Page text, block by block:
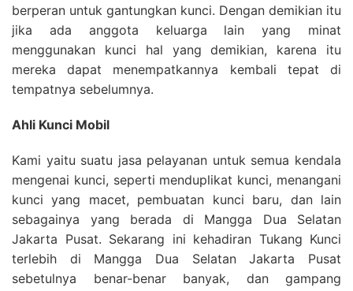
berperan untuk gantungkan kunci. Dengan demikian itu
jika ada anggota keluarga lain yang minat
menggunakan kunci hal yang demikian, karena itu
mereka dapat menempatkannya kembali tepat di
tempatnya sebelumnya.
Ahli Kunci Mobil
Kami yaitu suatu jasa pelayanan untuk semua kendala
mengenai kunci, seperti menduplikat kunci, menangani
kunci yang macet, pembuatan kunci baru, dan lain
sebagainya yang berada di Mangga Dua Selatan
Jakarta Pusat. Sekarang ini kehadiran Tukang Kunci
terlebih di Mangga Dua Selatan Jakarta Pusat
sebetulnya benar-benar banyak, dan gampang